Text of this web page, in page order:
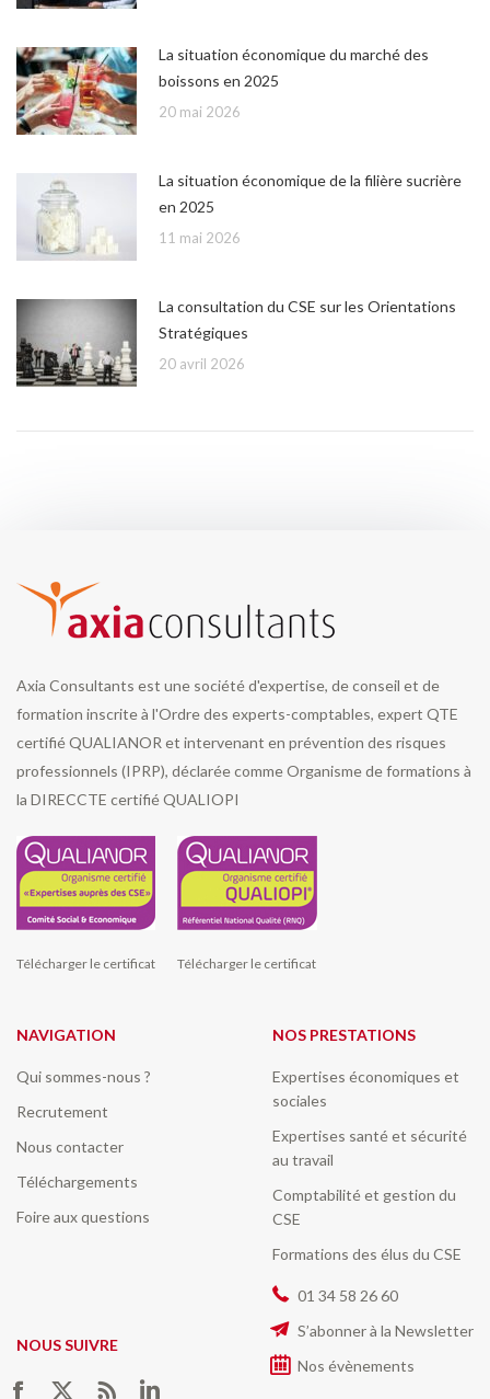
La situation économique du marché des
boissons en 2025
20 mai 2026
La situation économique de la filière sucrière
en 2025
11 mai 2026
La consultation du CSE sur les Orientations
Stratégiques
20 avril 2026
Axia Consultants est une société d'expertise, de conseil et de
formation inscrite à l'Ordre des experts-comptables, expert QTE
certifié QUALIANOR et intervenant en prévention des risques
professionnels (IPRP), déclarée comme Organisme de formations à
la DIRECCTE certifié QUALIOPI
Télécharger le certificat Télécharger le certificat
NAVIGATION
Qui sommes-nous ?
Recrutement
Nous contacter
Téléchargements
Foire aux questions
NOS PRESTATIONS
Expertises économiques et
sociales
Expertises santé et sécurité
au travail
Comptabilité et gestion du
CSE
Formations des élus du CSE
NOUS SUIVRE
nous sur :
01 34 58 26 60
S’abonner à la Newsletter
Nos évènements